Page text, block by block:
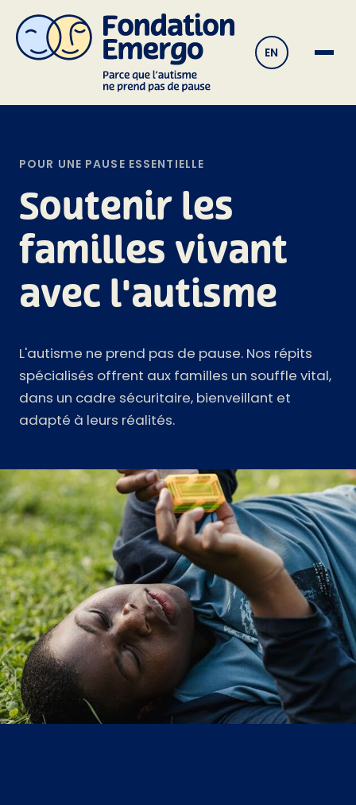
EN
Accueil › La cause
POUR UNE PAUSE ESSENTIELLE
Soutenir les
familles vivant
avec l'autisme
L'autisme ne prend pas de pause. Nos répits
spécialisés offrent aux familles un souffle vital,
dans un cadre sécuritaire, bienveillant et
adapté à leurs réalités.